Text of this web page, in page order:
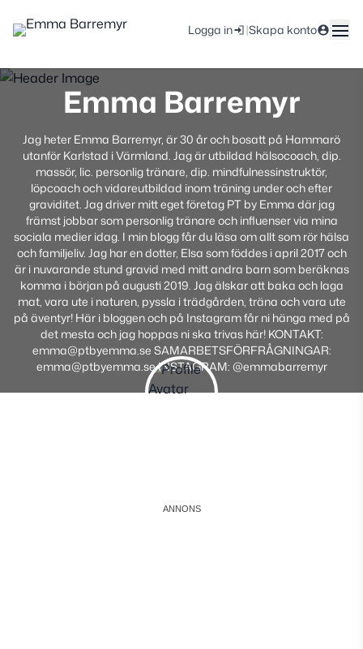
Logga in |Skapa konto
Emma Barremyr
Jag heter Emma Barremyr, är 30 år och bosatt på Hammarö
utanför Karlstad i Värmland. Jag är utbildad hälsocoach, dip.
massör, lic. personlig tränare, dip. mindfulnessinstruktör,
löpcoach och vidareutbildad inom träning under och efter
graviditet. Jag driver mitt eget företag PT by Emma där jag
främst jobbar som personlig tränare och influenser via mina
sociala medier idag. I min blogg får du läsa om allt som rör hälsa
och familjeliv. Jag har en dotter, Elsa som föddes i april 2017 och
är i nuvarande stund gravid med mitt andra barn som beräknas
komma i början på augusti 2019. Jag älskar att baka och laga
mat, vara ute i naturen, pyssla i trädgården, träna och vara ute
på äventyr! Här i bloggen och på Instagram får ni hänga med på
det mesta och jag hoppas ni ska trivas här! KONTAKT:
emma@ptbyemma.se SAMARBETSFÖRFRÅGNINGAR:
emma@ptbyemma.se INSTAGRAM: @emmabarremyr